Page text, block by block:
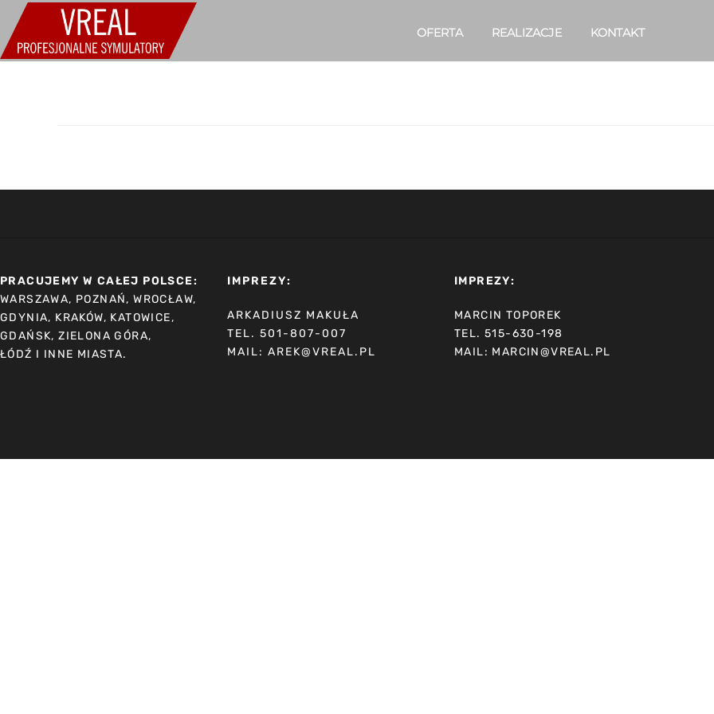
OFERTA REALIZACJE KONTAKT
PRACUJEMY W CAŁEJ POLSCE:
WARSZAWA, POZNAŃ, WROCŁAW,
GDYNIA, KRAKÓW, KATOWICE,
GDAŃSK, ZIELONA GÓRA,
ŁÓDŹ I INNE MIASTA.
IMPREZY:
ARKADIUSZ MAKUŁA
TEL. 501-807-007
MAIL: AREK@VREAL.PL
IMPREZY:
MARCIN TOPOREK
TEL. 515-630-198
MAIL: MARCIN@VREAL.PL